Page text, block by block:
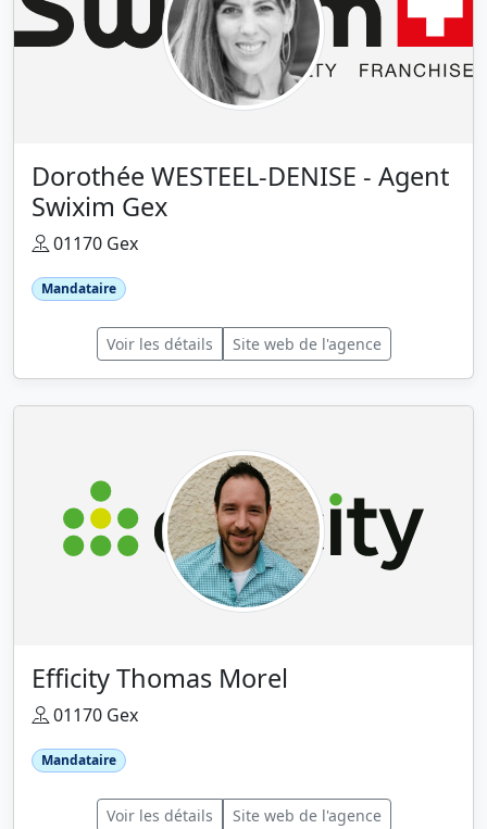
Dorothée WESTEEL-DENISE - Agent
Swixim Gex
01170 Gex
Mandataire
Voir les détails Site web de l'agence
Efficity Thomas Morel
01170 Gex
Mandataire
Voir les détails Site web de l'agence